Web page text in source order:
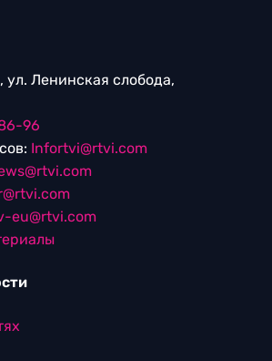
ул. Ленинская слобода,
96
Infortvi@rtvi.com
eu@rtvi.com